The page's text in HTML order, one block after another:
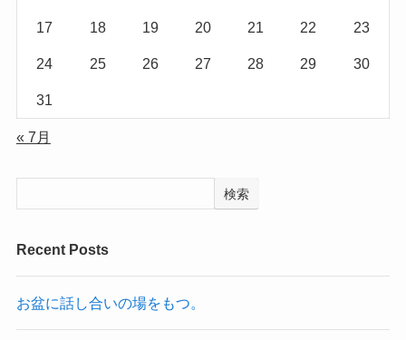
17 18 19 20 21 22 23
24 25 26 27 28 29 30
31
« 7月
検索
Recent Posts
お盆に話し合いの場をもつ。